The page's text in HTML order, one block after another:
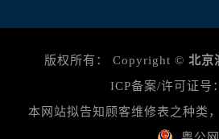
版权所有： Copyright © 北京
ICP备案/许可证号：
本网站拟告知顾客维修表之种类